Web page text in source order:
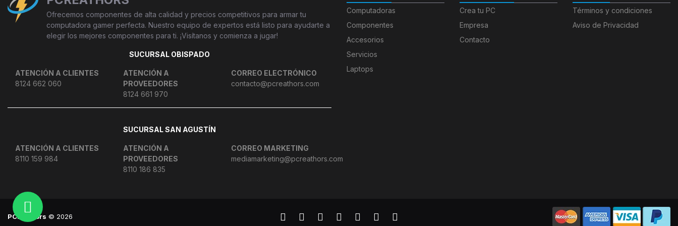
Ofrecemos componentes de alta calidad y precios competitivos para armar tu
computadora gamer perfecta. Nuestro equipo de expertos está listo para ayudarte a
elegir los mejores componentes para ti. ¡Visítanos y comienza a jugar!
SUCURSAL OBISPADO
ATENCIÓN A CLIENTES
8124 662 060
ATENCIÓN A
PROVEEDORES
8124 661 970
CORREO ELECTRÓNICO
contacto@pcreathors.com
SUCURSAL SAN AGUSTÍN
ATENCIÓN A CLIENTES
8110 159 984
ATENCIÓN A
PROVEEDORES
8110 186 835
CORREO MARKETING
mediamarketing@pcreathors.com
Computadoras
Componentes
Accesorios
Servicios
Laptops
Crea tu PC
Empresa
Contacto
Términos y condiciones
Aviso de Privacidad
PCreathors © 2026